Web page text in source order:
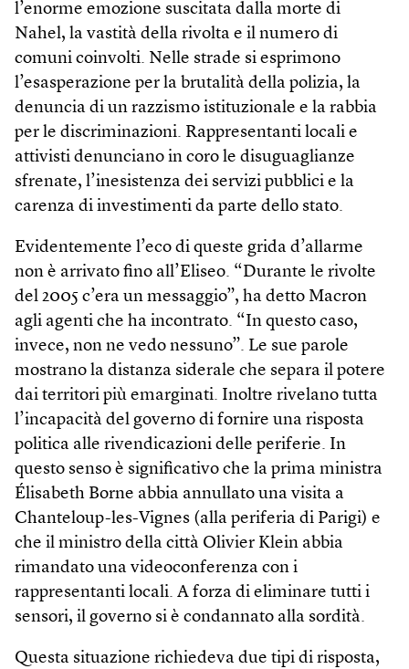
l’enorme emozione suscitata dalla morte di
Nahel, la vastità della rivolta e il numero di
comuni coinvolti. Nelle strade si esprimono
l’esasperazione per la brutalità della polizia, la
denuncia di un razzismo istituzionale e la rabbia
per le discriminazioni. Rappresentanti locali e
attivisti denunciano in coro le disuguaglianze
sfrenate, l’inesistenza dei servizi pubblici e la
carenza di investimenti da parte dello stato.
Evidentemente l’eco di queste grida d’allarme
non è arrivato fino all’Eliseo. “Durante le rivolte
del 2005 c’era un messaggio”, ha detto Macron
agli agenti che ha incontrato. “In questo caso,
invece, non ne vedo nessuno”. Le sue parole
mostrano la distanza siderale che separa il potere
dai territori più emarginati. Inoltre rivelano tutta
l’incapacità del governo di fornire una risposta
politica alle rivendicazioni delle periferie. In
questo senso è significativo che la prima ministra
Élisabeth Borne abbia annullato una visita a
Chanteloup-les-Vignes (alla periferia di Parigi) e
che il ministro della città Olivier Klein abbia
rimandato una videoconferenza con i
rappresentanti locali. A forza di eliminare tutti i
sensori, il governo si è condannato alla sordità.
Questa situazione richiedeva due tipi di risposta,